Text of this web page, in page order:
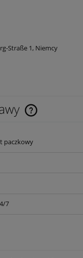
Straße 1, Niemcy
kosztów płatności
paczkowy
7